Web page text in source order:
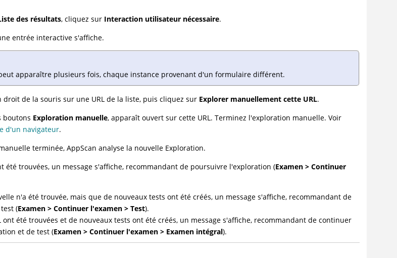
des résultats, cliquez sur Interaction utilisateur nécessaire.
entrée interactive s'affiche.
apparaître plusieurs fois, chaque instance provenant d'un formulaire différent.
droit de la souris sur une URL de la liste, puis cliquez sur Explorer manuellement cette URL.
boutons Exploration manuelle, apparaît ouvert sur cette URL. Terminez l'exploration manuelle. Voir
d'un navigateur.
terminée,AppScan analyse la nouvelle Exploration.
été trouvées, un message s'affiche, recommandant de poursuivre l'exploration (Examen > Continuer
n'a été trouvée, mais que de nouveaux tests ont été créés, un message s'affiche, recommandant de
(Examen > Continuer l'examen > Test).
ont été trouvées et de nouveaux tests ont été créés, un message s'affiche, recommandant de continuer
et de test (Examen > Continuer l'examen > Examen intégral).